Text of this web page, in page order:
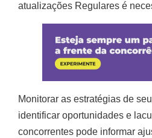
atualizações Regulares é
Monitorar as estratégias de
identificar oportunidades e
concorrentes pode informar